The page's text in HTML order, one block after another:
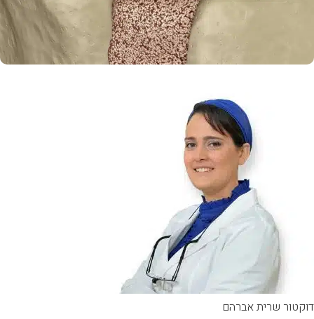
שרית אברהם